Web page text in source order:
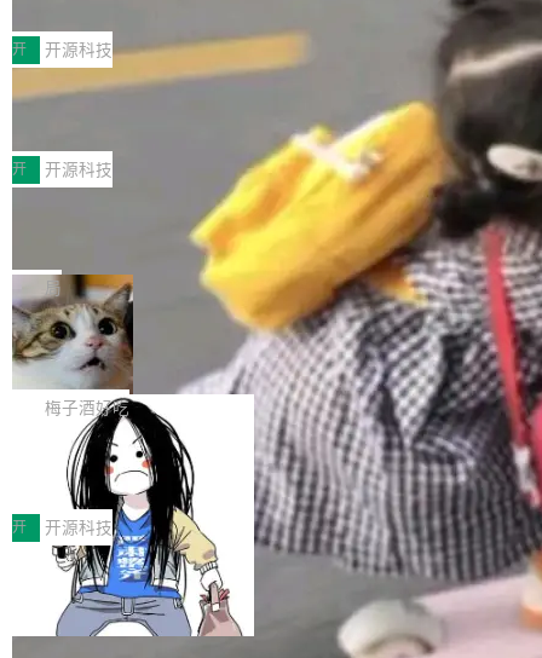
MPComm将作为一种传输引擎接入Mooncake T
ENT，实现零拷贝传输性能提升30%、非零拷贝
传输性能最高提升5倍。UCL-MPComm底层基
于自研UCL-Engine通信引擎，后续腾讯网平将
持续开源更多基于UCL-Engine的高性能通信组
件。 腾讯网平团队在UCL-MPComm中实现了一
个独立于业务线程的全局通信引擎（Engine），
型案例入选名单》，深信服“面向企业研发场景的
开源 AI 编程平台 CoStrict 应用”凭借卓越的技术
创新与落地成效成功入选。 全链路私有化部署，
助力企业AI研发安全落地 当前，越来越多企业已
经开始引入 AI Coding 工具，通过调用公有云模
型或企业内部部署模型提升研发效率。但随着 AI
Coding 从个人辅助工具逐步走向团队级、组织
级应用，企业在规模化落地过程中，对安全性、
可控性和代码质量提出了更高要求。 首先是数据
安全与合规要求。对于大多数普通研发场景，公
有云模型能够满足快速试用和效率提升的需求。
但对于金融、能源、医疗等对数据安全要求较...
开 开源科技
深信服AI算力网关入选工信部人工智能
前不久，工业和信息化部正式发布《2025年人工
智能应用典型案例名单》，集中展示人工智能在
各领域的应用成果，覆盖技术底座、行业赋能、
产品应用、支撑保障、专题等五大方向。深信服
AI算力网关（AI创新平台）成功入选！ 随着各行
各业的Agent走向规模化建设，算力构成形态逐
渐丰富，用户关注的重点也在发生变化：不只是
让AI用起来，还要进一步看清混合算力时代下，
Token花在哪里、算力是否被充分利用，以及持
续增长的AI成本该如何优化。 深信服AI算力网关
正是围绕这些实际问题，从Token治理和成本治
理两个方面，让用户的每一份算力都看得清、管
得住、用得稳、省得下、更安全！ 一、从现在开
始，Token使用一目...
开 开源科技
Jeff Dean 离开 Google：一个时代的结
束，一个实验室的开始
Google 员工编号 20。MapReduce 作者之一。
Bigtable 作者之一。TensorFlow 的作者之一。
Gemini 的架构师。Google 首席科学家。 Jeff D
ean 在 Google 工作了 27 年后，宣布离职。 他
不是一个人走。一同离开的还有 Sanjay Ghema
wat（Google 员工编号 23，Jeff Dean 二十多
年的编程搭档，MapReduce 和 Bigtable 的共同
作者）、Quoc Le（Google 大脑核心成员，Se
q2Seq 和 DocAI 的共同发明人）以及 Oriol Vin
yals（Gemini 联合负责人，AlphaSta...
局
🔥 SolonCode v2026.8.4 发布：界面
字体可调、22 种语言、记忆搜索增强
打开终端就能上岗的全中文编码智能体，这一轮
把「看得清、用母语、记得住」三件事一次补
齐。 SolonCode 是什么 SolonCode 是杭州无
耳科技研发的企业级终端编码智能体——一位全
中文驱动的数字员工，自主理解需求、规划步
骤、编写代码。不挑模型、不挑平台，curl 一行
装完即用。 开源地址：Gitee · GitCode · GitHu
b 安装 支持 Java 8+（8~26）、macOS / Linu
x / Windows / Harmony PC。 # macOS / Linu
x / Harmony PC curl -fsSL https://solon.noea
梅子酒好吃
让“代码语义理解”深度释放AI Coding
价值潜能：华为云码道（CodeArts）
代码仓技术解析
一、代码仓深度理解技术的作用与价值 在软件工
程实践中，代码仓是企业核心知识资产的主要载
体。企业级代码仓库通常包含数十万乃至数百万
个文件，其规模远超单次模型调用可承载的上下
文窗口。随着项目规模的持续扩张与代码历史的
不断累积，代码仓中的模块关系、接口契约、业
开 开源科技